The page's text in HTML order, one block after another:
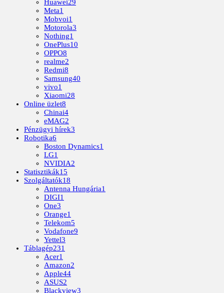
Huawei29
Meta1
Mobvoi1
Motorola3
Nothing1
OnePlus10
OPPO8
realme2
Redmi8
Samsung40
vivo1
Xiaomi28
Online üzlet8
Chinai4
eMAG2
Pénzügyi hírek3
Robotika6
Boston Dynamics1
LG1
NVIDIA2
Statisztikák15
Szolgáltatók18
Antenna Hungária1
DIGI1
One3
Orange1
Telekom5
Vodafone9
Yettel3
Táblagép231
Acer1
Amazon2
Apple44
ASUS2
Blackview3